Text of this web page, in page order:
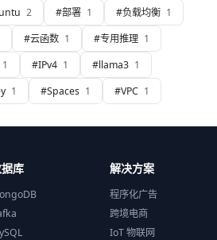
2 #部署 1 #负载均衡 1
#云函数 1 #专用推理 1
1 #IPv4 1 #llama3 1
1 #Spaces 1 #VPC 1
库 解决方案
程序化广告
跨境电商
IoT 物联网